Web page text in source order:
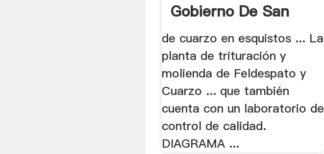
Gobierno De San
Juan
de cuarzo en esquistos ... La
planta de trituración y
molienda de Feldespato y
Cuarzo ... que también
cuenta con un laboratorio de
control de calidad.
DIAGRAMA ...